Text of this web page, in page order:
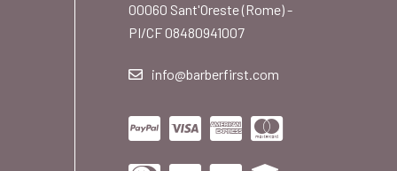
00060 Sant'Oreste (Rome) -
PI/CF 08480941007
info@barberfirst.com